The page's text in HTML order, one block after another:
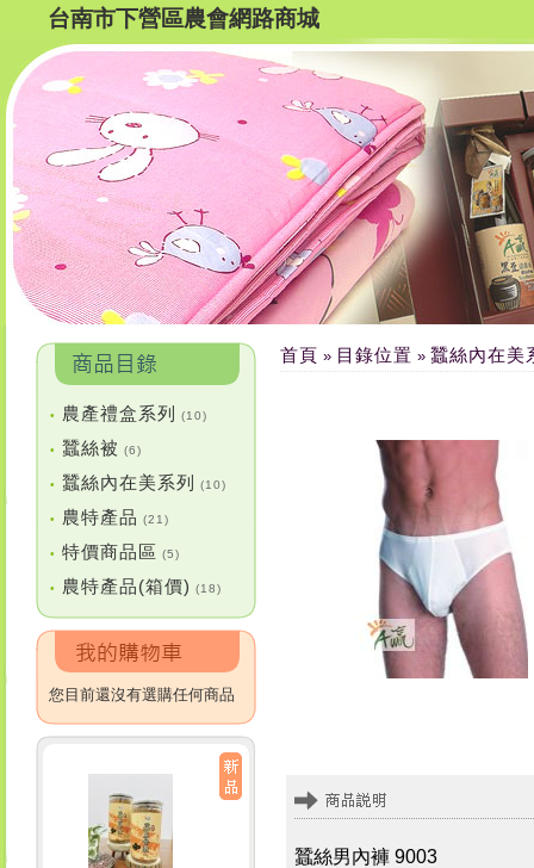
台南市下營區農會網路商城
• 農產禮盒系列 (10)
• 蠶絲被 (6)
• 蠶絲內在美系列 (10)
• 農特產品 (21)
• 特價商品區 (5)
• 農特產品(箱價) (18)
您目前還沒有選購任何商品
首頁 » 目錄位置 » 蠶絲內在美
蠶絲男內褲 9003